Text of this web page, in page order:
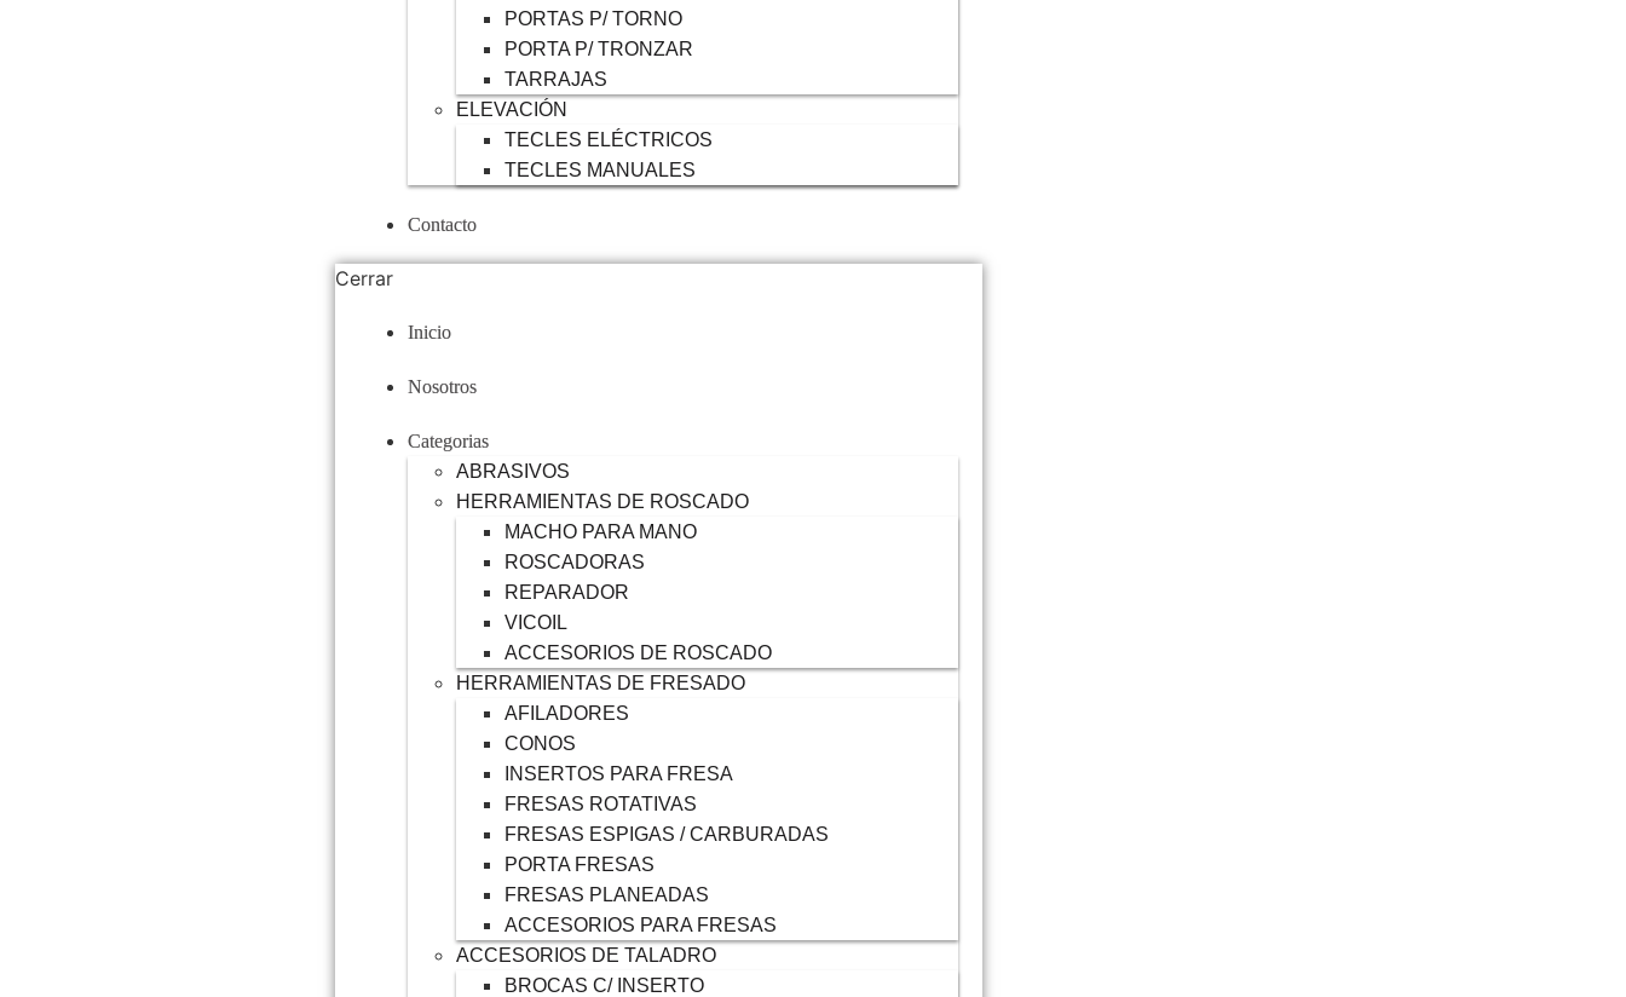
PORTAS P/ TORNO
PORTA P/ TRONZAR
TARRAJAS
ELEVACIÓN
TECLES ELÉCTRICOS
TECLES MANUALES
Contacto
Cerrar
Inicio
Nosotros
Categorias
ABRASIVOS
HERRAMIENTAS DE ROSCADO
MACHO PARA MANO
ROSCADORAS
REPARADOR
VICOIL
ACCESORIOS DE ROSCADO
HERRAMIENTAS DE FRESADO
AFILADORES
CONOS
INSERTOS PARA FRESA
FRESAS ROTATIVAS
FRESAS ESPIGAS / CARBURADAS
PORTA FRESAS
FRESAS PLANEADAS
ACCESORIOS PARA FRESAS
ACCESORIOS DE TALADRO
BROCAS C/ INSERTO